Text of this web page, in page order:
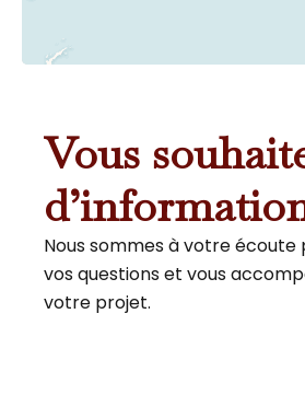
Vous
Nous sommes à votre
vos questions et vous
votre projet.